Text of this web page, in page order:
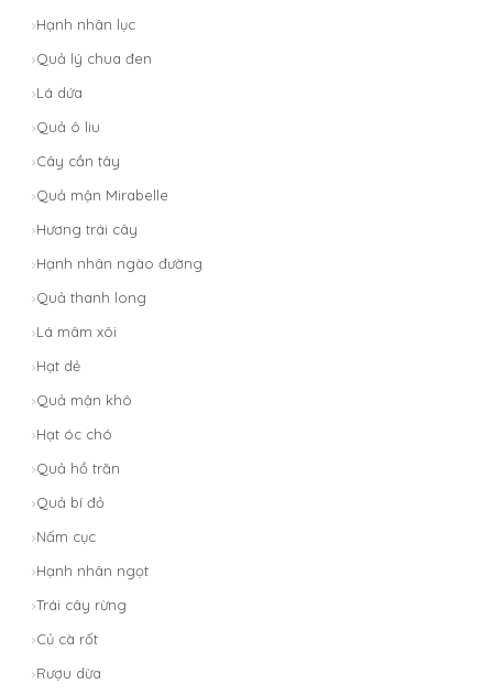
Hạnh nhân lục
Quả lý chua đen
Lá dứa
Quả ô liu
Cây cần tây
Quả mận Mirabelle
Hương trái cây
Hạnh nhân ngào đường
Quả thanh long
Lá mâm xôi
Hạt dẻ
Quả mận khô
Hạt óc chó
Quả hồ trăn
Quả bí đỏ
Nấm cục
Hạnh nhân ngọt
Trái cây rừng
Củ cà rốt
Rượu dừa